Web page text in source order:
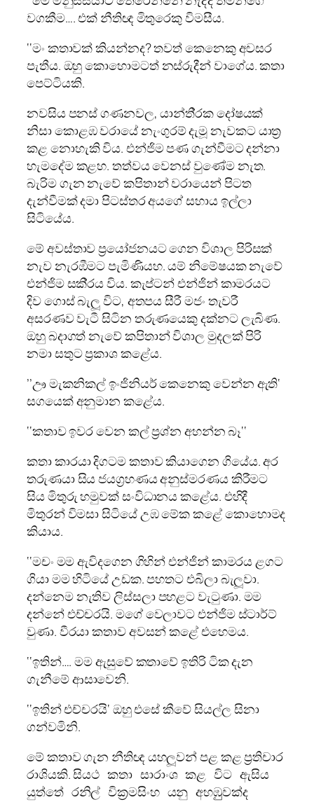
වගකීම…. එක් නීතිඥ මිතුරෙකු විමසීය.
‘‘මං කතාවක් කියන්නද? තවත් කෙනෙකු අවසර
පැතීය. ඔහු කොහොමටත් නස්රුදීන් වාගේය. කතා
පෙට්ටියකි.
නවසිය පනස් ගණනවල, යාන්ති‍්‍රක දෝෂයක්
නිසා කොළඹ වරායේ නැංගුරම් දැමූ නැවකට යාත‍්‍ර
කළ නොහැකි විය. එන්ජිම පණ ගැන්වීමට දන්නා
හැමදේම කළහ. තත්වය වෙනස් වුණේම නැත.
බැරිම ගැන නැවේ කපිතාන් වරායෙන් පිටත
දැන්වීමක් දමා පිටස්තර අයගේ සහාය ඉල්ලා
සිටියේය.
මේ අවස්තාව ප‍්‍රයෝජනයට ගෙන විශාල පිරිසක්
නැව නැරඹීමට පැමිණියහ. යම් නිමේෂයක නැවේ
එන්ජිම සකි‍්‍රය විය. කැප්ටන් එන්ජින් කාමරයට
දිව ගොස් බැලූ විට, අතපය සීරී මජං තැවරී
අසරණව වැටී සිටින තරුණයෙකු දක්නට ලැබිණ.
ඔහු බදාගත් නැවේ කපිතාන් විශාල මුදලක් පිරි
නමා සතුට ප‍්‍රකාශ කළේය.
’’ඌ මැකනිකල් ඉංජිනියර් කෙනෙකු වෙන්න ඇති‘
සගයෙක් අනුමාන කළේය.
‘‘කතාව ඉවර වෙන කල් ප‍්‍රශ්න අහන්න බෑ‘‘
කතා කාරයා දිගටම කතාව කියාගෙන ගියේය. අර
තරුණයා සිය ජයග‍්‍රහණය අනුස්මරණය කිරීමට
සිය මිතුරු හමුවක් සංවිධානය කළේය. එහිදී
මිතුරන් විමසා සිටියේ උඹ මේක කළේ කොහොමද
කියාය.
‘‘මචං මම ඇවිදගෙන ගිහින් එන්ජින් කාමරය ළගට
ගියා මම හිටියේ උඩක. පහතට එබිලා බැලූවා.
දන්නෙම නැතිව ලිස්සලා පහළට වැටුණා. මම
දන්නේ එච්චරයි. මගේ වෙලාවට එන්ජිම ස්ටාර්ට්
වුණා. වීරයා කතාව අවසන් කළේ එහෙමය.
‘‘ඉතින්…. මම ඇසුවේ කතාවේ ඉතිරි ටික දැන
ගැනීමේ ආසාවෙනි.
‘‘ඉතින් එච්චරයි‘ ඔහු එසේ කීවේ සියල්ල සිනා
ගන්වමිනි.
මේ කතාව ගැන නීතිඥ යහලූවන් පළ කළ ප‍්‍රතිචාර
රාශියකි. සියථ කතා සාරාංශ කළ විට ඇසිය
යුත්තේ රනිල් වික‍්‍රමසිංහ යනු අහඹුුවක්ද